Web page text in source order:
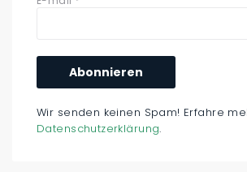
Wir senden keinen Spam! Erfahre
Datenschutzerklärung.